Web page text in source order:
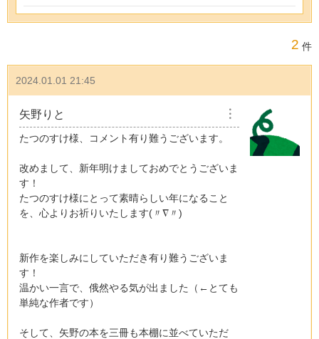
2 件
2024.01.01 21:45
矢野りと ︙
たつのすけ様、コメント有り難うございます。
改めまして、新年明けましておめでとうございま
す！
たつのすけ様にとって素晴らしい年になること
を、心よりお祈りいたします(〃∇〃)
新作を楽しみにしていただき有り難うございま
す！
温かい一言で、俄然やる気が出ました（←とても
単純な作者です）
そして、矢野の本を三冊も本棚に並べていただ